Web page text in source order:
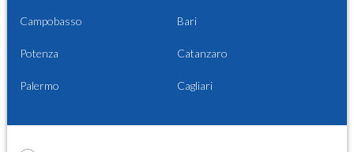
Campobasso Bari
Potenza Catanzaro
Palermo Cagliari